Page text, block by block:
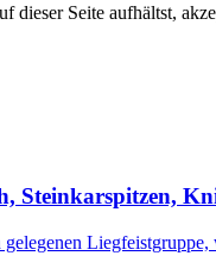
Seite aufhältst,
Steinkarspitzen,